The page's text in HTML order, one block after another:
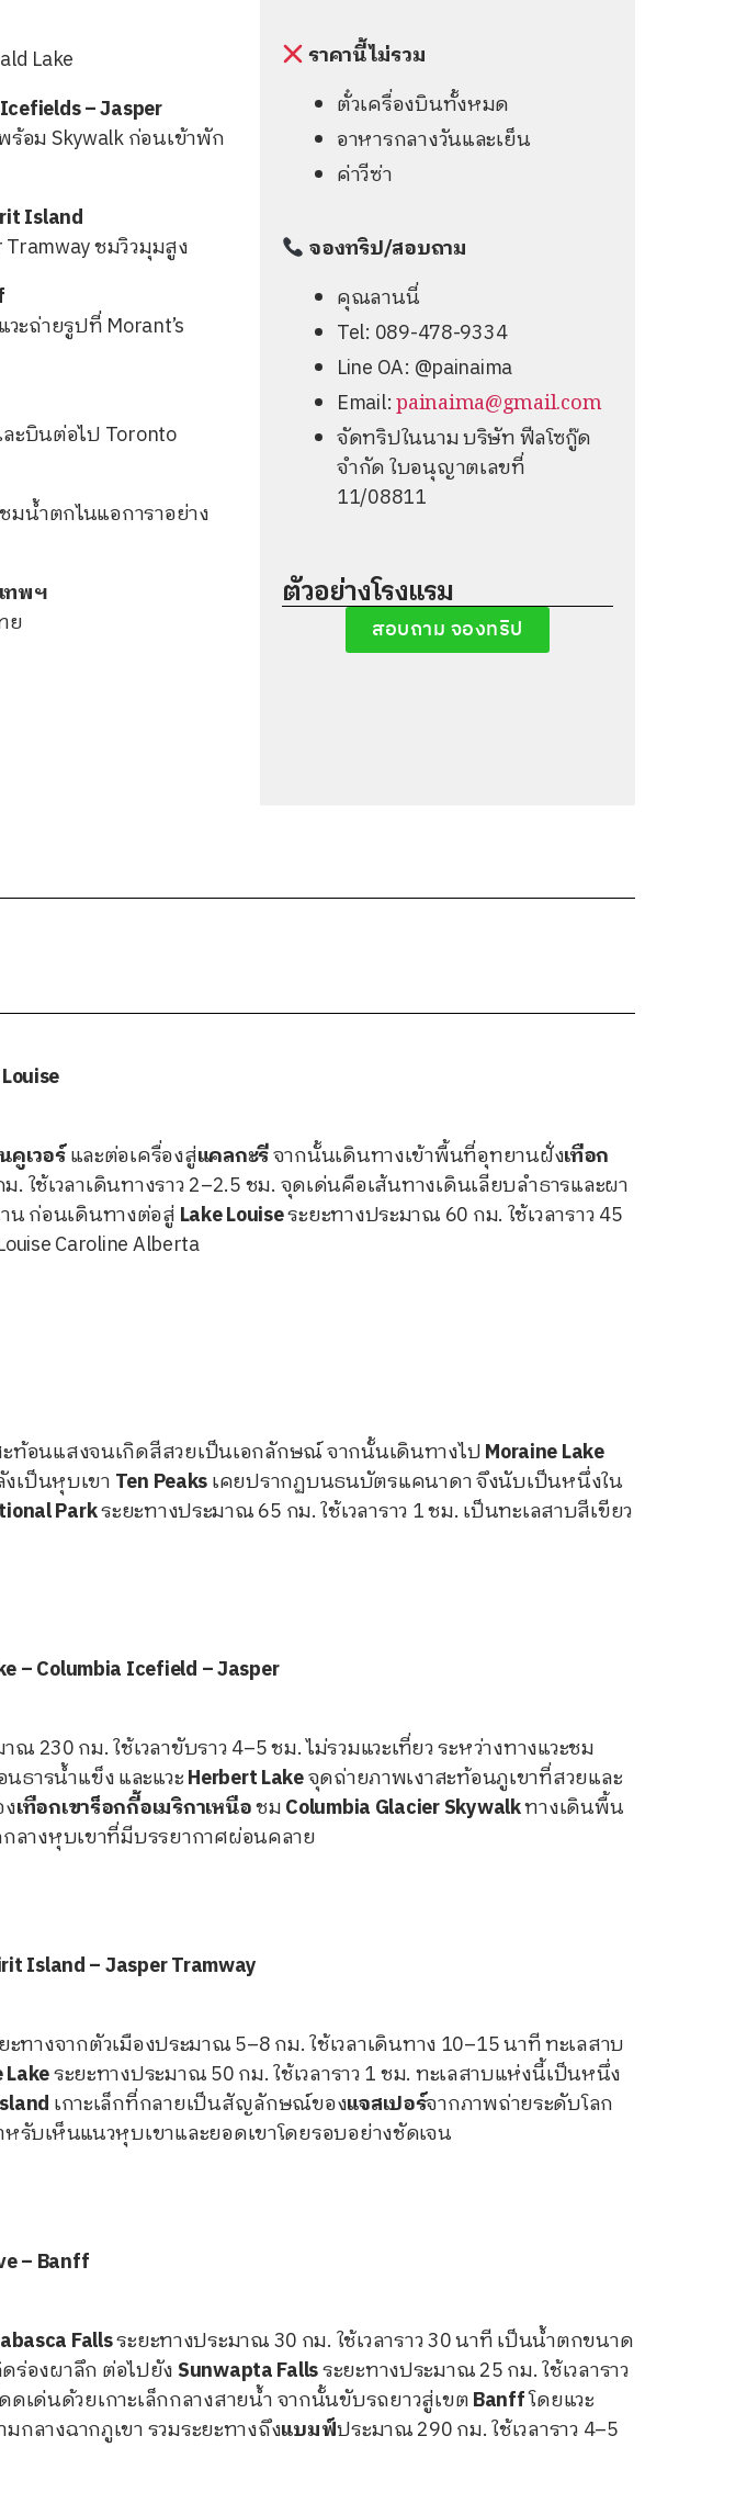
Lake
– Jasper
อม Skywalk ก่อนเข้าพัก
Island
ชมวิวมุมสูง
ถ่ายรูปที่ Morant’s
ละบินต่อไป Toronto
มน้ำตกไนแอการาอย่าง
ทพฯ
ย
ราคานี้ไม่รวม
ตั๋วเครื่องบินทั้งหมด
อาหารกลางวันและเย็น
ค่าวีซ่า
จองทริป/สอบถาม
คุณลานนี่
Tel: 089-478-9334
Line OA: @painaima
Email:painaima@gmail.com
จัดทริปในนาม บริษัท ฟีลโซกู๊ด
จำกัด ใบอนุญาตเลขที่
11/08811
ตัวอย่างโรงแรม
สอบถาม จองทริป
คูเวอร์และต่อเครื่องสู่แคลกะรีจากนั้นเดินทางเข้าพื้นที่อุทยานฝั่งเทือก
. ใช้เวลาเดินทางราว 2–2.5 ชม. จุดเด่นคือเส้นทางเดินเลียบลำธารและผา
น ก่อนเดินทางต่อสู่ Lake Louiseระยะทางประมาณ 60 กม. ใช้เวลาราว 45
Caroline Alberta
ท้อนแสงจนเกิดสีสวยเป็นเอกลักษณ์ จากนั้นเดินทางไปMoraine Lake
เป็นหุบเขา Ten Peaksเคยปรากฏบนธนบัตรแคนาดา จึงนับเป็นหนึ่งใน
Parkระยะทางประมาณ 65 กม. ใช้เวลาราว 1 ชม. เป็นทะเลสาบสีเขียว
– Columbia Icefield – Jasper
230 กม. ใช้เวลาขับราว 4–5 ชม. ไม่รวมแวะเที่ยว ระหว่างทางแวะชม
ธารน้ำแข็ง และแวะHerbert Lakeจุดถ่ายภาพเงาสะท้อนภูเขาที่สวยและ
เทือกเขาร็อกกี้อเมริกาเหนือชมColumbia Glacier Skywalkทางเดินพื้น
กลางหุบเขาที่มีบรรยากาศผ่อนคลาย
Island – Jasper Tramway
ะทางจากตัวเมืองประมาณ 5–8 กม. ใช้เวลาเดินทาง 10–15 นาที ทะเลสาบ
Lakeระยะทางประมาณ 50 กม. ใช้เวลาราว 1 ชม. ทะเลสาบแห่งนี้เป็นหนึ่ง
เกาะเล็กที่กลายเป็นสัญลักษณ์ของแจสเปอร์จากภาพถ่ายระดับโลก
หรับเห็นแนวหุบเขาและยอดเขาโดยรอบอย่างชัดเจน
– Banff
Fallsระยะทางประมาณ 30 กม. ใช้เวลาราว 30 นาที เป็นน้ำตกขนาด
ร่องผาลึก ต่อไปยัง Sunwapta Fallsระยะทางประมาณ 25 กม. ใช้เวลาราว
ด่นด้วยเกาะเล็กกลางสายน้ำ จากนั้นขับรถยาวสู่เขตBanffโดยแวะ
ลางฉากภูเขา รวมระยะทางถึงแบมฟ์ประมาณ 290 กม. ใช้เวลาราว 4–5